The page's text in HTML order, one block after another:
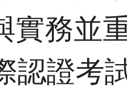
實務並
認證考